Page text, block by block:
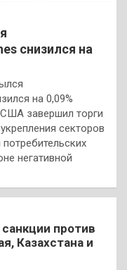
снизился на
на 0,09%
завершил торги
секторов
негативной
против
Казахстана и